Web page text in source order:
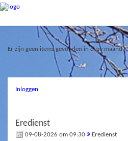
Er zijn geen items gevonden in deze maand.
Inloggen
Eredienst
09-08-2026 om 09:30 Eredienst